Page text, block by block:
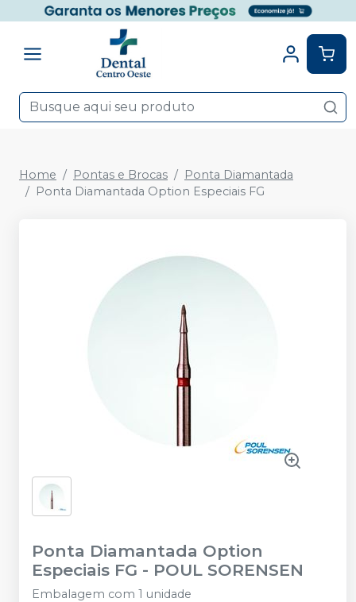
Home Pontas e Brocas
Ponta Diamantada
Ponta Diamantada Option Especiais FG
Ponta Diamantada Option
Especiais FG - POUL SORENSEN
Embalagem com 1 unidade